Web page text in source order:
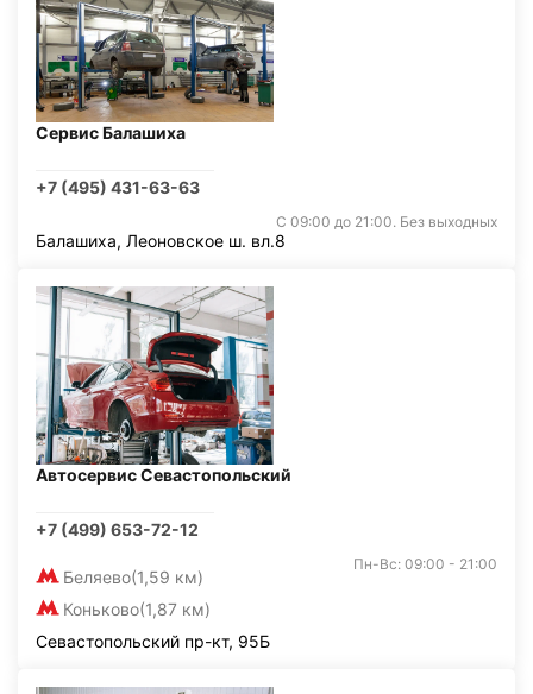
Сервис Балашиха
+7 (495) 431-63-63
С 09:00 до 21:00. Без выходных
Балашиха, Леоновское ш. вл.8
Автосервис Севастопольский
+7 (499) 653-72-12
Беляево(1,59 км)
Коньково(1,87 км)
Пн-Вс: 09:00 - 21:00
Севастопольский пр-кт, 95Б